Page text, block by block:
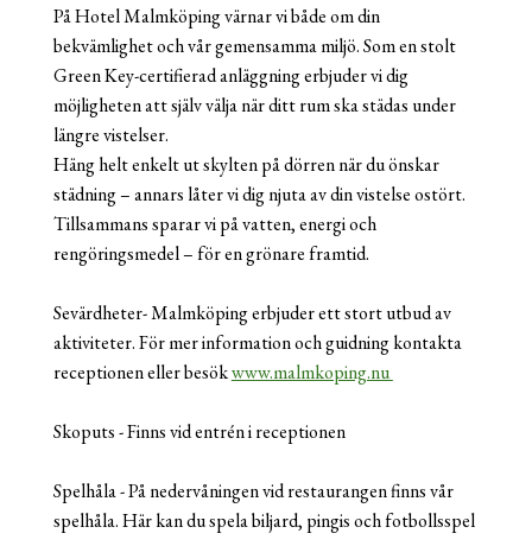
På Hotel Malmköping värnar vi både om din
bekvämlighet och vår gemensamma miljö. Som en stolt
Green Key-certifierad anläggning erbjuder vi dig
möjligheten att själv välja när ditt rum ska städas under
längre vistelser.
Häng helt enkelt ut skylten på dörren när du önskar
städning – annars låter vi dig njuta av din vistelse ostört.
Tillsammans sparar vi på vatten, energi och
rengöringsmedel – för en grönare framtid.
Sevärdheter- Malmköping erbjuder ett stort utbud av
aktiviteter. För mer information och guidning kontakta
receptionen eller besökwww.malmkoping.nu
Skoputs - Finns vid entrén i receptionen
Spelhåla - På nedervåningen vid restaurangen finns vår
spelhåla. Här kan du spela biljard, pingis och fotbollsspel